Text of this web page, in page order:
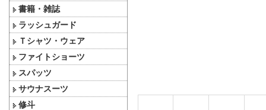
書籍・雑誌
ラッシュガード
Ｔシャツ・ウェア
ファイトショーツ
スパッツ
サウナスーツ
修斗